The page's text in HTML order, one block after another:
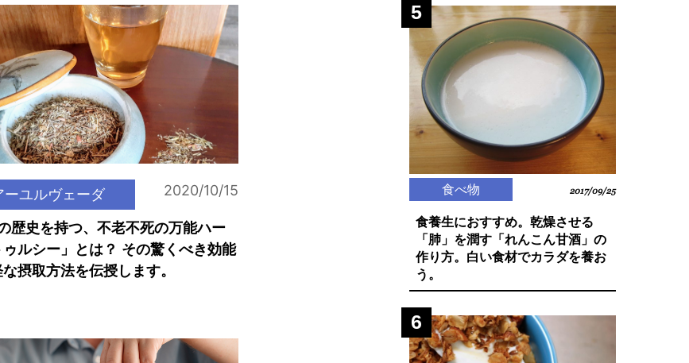
ーユルヴェーダ 2020/10/15
歴史を持つ、不老不死の万能ハー
ゥルシー」とは？ その驚くべき効能
な摂取方法を伝授します。
5
食べ物 2017/09/25
食養生におすすめ。乾燥させる
「肺」を潤す「れんこん甘酒」の
作り方。白い食材でカラダを養お
う。
6